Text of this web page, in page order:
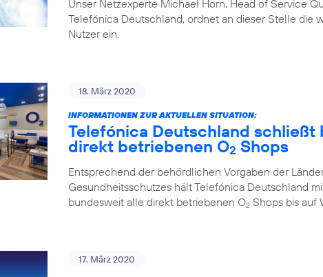
Unser Netzexperte Michael Horn, Head of Service
Telefónica Deutschland, ordnet an dieser Stelle die
Nutzer ein.
18. März 2020
INFORMATIONEN ZUR AKTUELLEN SITUATION:
Telefónica Deutschland schließt
direkt betriebenen O2 Shops
Entsprechend der behördlichen Vorgaben der
Gesundheitsschutzes hält Telefónica Deutschland
bundesweit alle direkt betriebenen O2 Shops bis auf
17. März 2020